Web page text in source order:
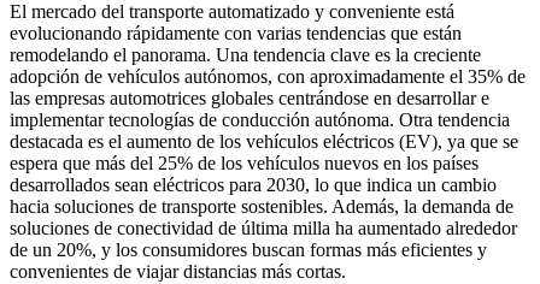
El mercado del transporte automatizado y conveniente está
evolucionando rápidamente con varias tendencias que están
remodelando el panorama. Una tendencia clave es la creciente
adopción de vehículos autónomos, con aproximadamente el 35% de
las empresas automotrices globales centrándose en desarrollar e
implementar tecnologías de conducción autónoma. Otra tendencia
destacada es el aumento de los vehículos eléctricos (EV), ya que se
espera que más del 25% de los vehículos nuevos en los países
desarrollados sean eléctricos para 2030, lo que indica un cambio
hacia soluciones de transporte sostenibles. Además, la demanda de
soluciones de conectividad de última milla ha aumentado alrededor
de un 20%, y los consumidores buscan formas más eficientes y
convenientes de viajar distancias más cortas.